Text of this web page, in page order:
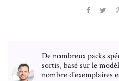
De nombreux packs
sortis, basé sur le
nombre d'exemplaires